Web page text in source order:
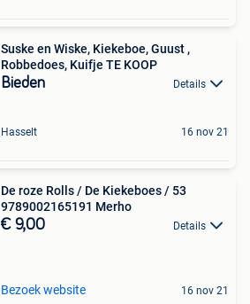
Suske en Wiske, Kiekeboe, Guust ,
Robbedoes, Kuifje TE KOOP
Bieden Details
Hasselt 16 nov 21
De roze Rolls / De Kiekeboes / 53
9789002165191 Merho
€ 9,00 Details
Bezoek website 16 nov 21